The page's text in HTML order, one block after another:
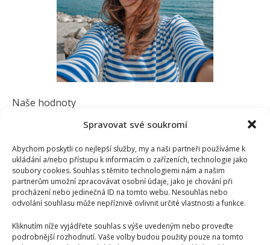
Spravovat své soukromí
Abychom poskytli co nejlepší služby, my a naši partneři používáme k
ukládání a/nebo přístupu k informacím o zařízeních, technologie jako
soubory cookies. Souhlas s těmito technologiemi nám a našim
partnerům umožní zpracovávat osobní údaje, jako je chování při
procházení nebo jedinečná ID na tomto webu. Nesouhlas nebo
odvolání souhlasu může nepříznivě ovlivnit určité vlastnosti a funkce.
Kliknutím níže vyjádřete souhlas s výše uvedeným nebo proveďte
podrobnější rozhodnutí. Vaše volby budou použity pouze na tomto
Naše hodnoty
informací, které našim čtenářům poskytujeme.
Spolehlivost: Zajišťujeme, aby všechny informace
byly přesné a aktuální.
Inspirace: Snažíme se inspirovat naše čtenáře k
lepšímu a spokojenějšímu životu.